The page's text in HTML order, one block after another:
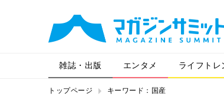
雑誌・出版 エンタメ ライフトレ
トップページ キーワード：国産